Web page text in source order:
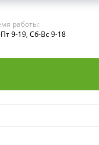
работы:
9-19, Сб-Вс 9-18